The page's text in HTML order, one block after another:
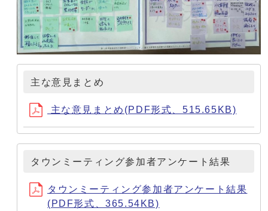
主な意見まとめ
主な意見まとめ(PDF形式、515.65KB)
タウンミーティング参加者アンケート結果
タウンミーティング参加者アンケート結果
(PDF形式、365.54KB)